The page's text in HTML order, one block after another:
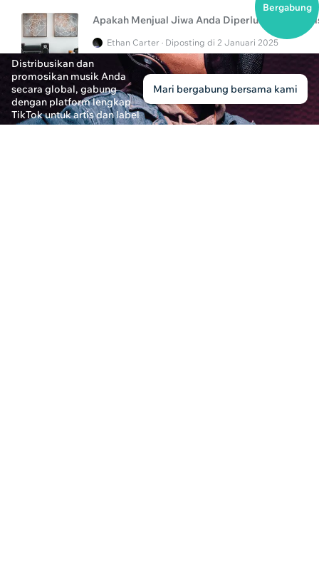
Apakah Menjual Jiwa Anda Diperlukan untuk
Ethan Carter · Diposting di 2 Januari 2025
Temukan kebenaran tentang 'menjual jiwa
terbaik untuk karir musik Anda di artikel
Bagaimana Cara Menjual Jiwa Anda di Apple
Distribusikan dan
promosikan musik Anda
secara global, gabung
dengan platform lengkap
TikTok untuk artis dan label
Mari bergabung bersama kami
Bergabung